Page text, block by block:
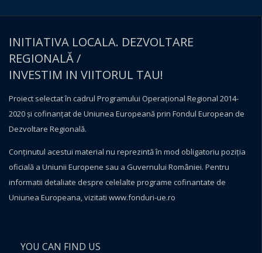
INITIATIVA LOCALA. DEZVOLTARE
REGIONALĂ /
INVESTIM IN VIITORUL TAU!
Proiect selectat în cadrul Programului Operațional Regional 2014-
2020 și cofinanțat de Uniunea Europeană prin Fondul European de
Dezvoltare Regională.
Conţinutul acestui material nu reprezintă în mod obligatoriu poziţia
oficială a Uniunii Europene sau a Guvernului României. Pentru
informatii detaliate despre celelalte programe cofinantate de
Uniunea Europeana, vizitati www.fonduri-ue.ro
YOU CAN FIND US